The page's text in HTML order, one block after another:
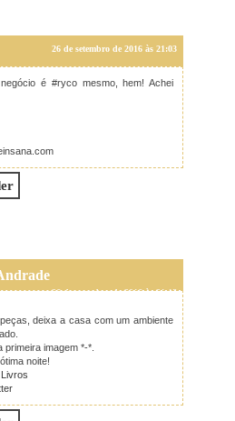
26 de setembro de 2016 às 21:03
é #ryco mesmo, hem! Achei
26 de setembro de 2016 às 21:18
deixa a casa com um ambiente
primeira imagem *-*.
noite!